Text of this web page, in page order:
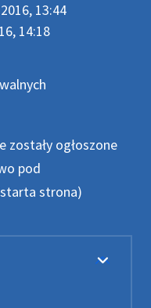
13:44
14:18
ogłoszone
pod
strona)